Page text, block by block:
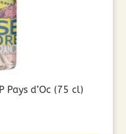
Pays d’Oc (75 cl)